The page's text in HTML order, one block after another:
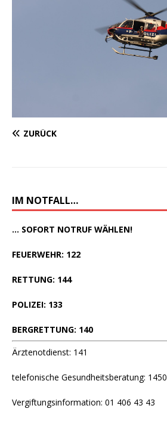
ZURÜCK
IM NOTFALL…
... SOFORT NOTRUF WÄHLEN!
FEUERWEHR: 122
RETTUNG: 144
POLIZEI: 133
BERGRETTUNG: 140
Ärztenotdienst: 141
telefonische Gesundheitsberatung: 1450
Vergiftungsinformation: 01 406 43 43